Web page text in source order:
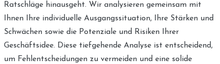
Ratschläge hinausgeht. Wir analysieren gemeinsam mit
Ihnen Ihre individuelle Ausgangssituation, Ihre Stärken und
Schwächen sowie die Potenziale und Risiken Ihrer
Geschäftsidee. Diese tiefgehende Analyse ist entscheidend,
um Fehlentscheidungen zu vermeiden und eine solide